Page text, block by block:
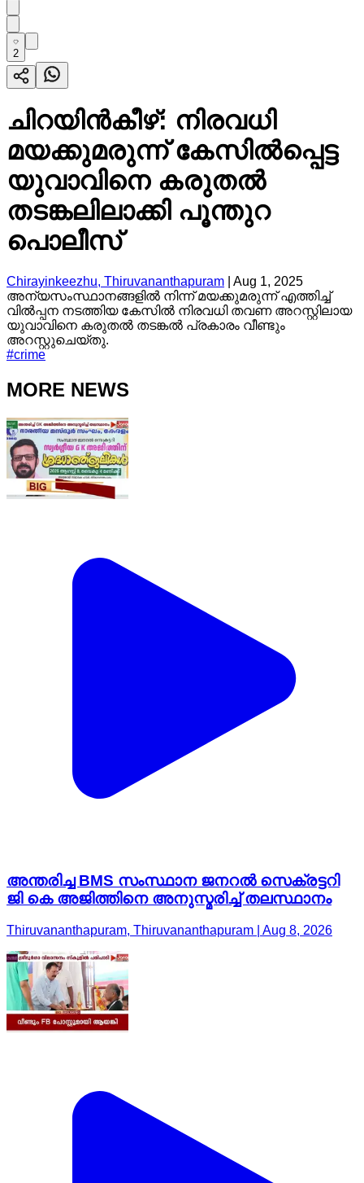
2
ചിറയിൻകീഴ്: നിരവധി
മയക്കുമരുന്ന് കേസിൽപ്പെട്ട
യുവാവിനെ കരുതൽ
തടങ്കലിലാക്കി പൂന്തുറ
പൊലീസ്
Chirayinkeezhu, Thiruvananthapuram
Aug 1, 2025
അന്യസംസ്ഥാനങ്ങളിൽ നിന്ന് മയക്കുമരുന്ന് എത്തിച്ച്
വിൽപ്പന നടത്തിയ കേസിൽ നിരവധി തവണ അറസ്റ്റിലായ
യുവാവിനെ കരുതൽ തടങ്കൽ പ്രകാരം വീണ്ടും
അറസ്റ്റുചെയ്തു.
#crime
MORE NEWS
അന്തരിച്ച BMS സംസ്ഥാന ജനറൽ സെക്രട്ടറി
ജി കെ അജിത്തിനെ അനുസ്മരിച്ച് തലസ്ഥാനം
Thiruvananthapuram, Thiruvananthapuram | Aug 8, 2026